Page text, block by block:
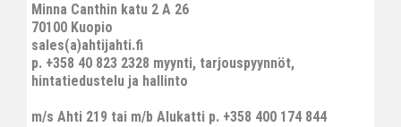
Minna Canthin katu 2 A 26
70100 Kuopio
sales(a)ahtijahti.fi
p. +358 40 823 2328 myynti, tarjouspyynnöt,
hintatiedustelu ja hallinto
m/s Ahti 219 tai m/b Alukatti p. +358 400 174 844